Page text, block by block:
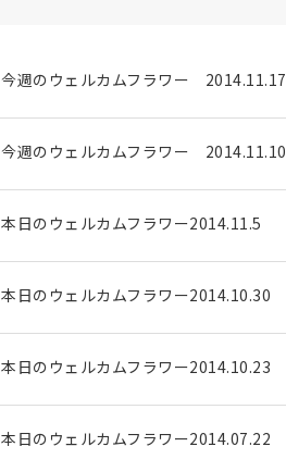
今週のウェルカムフラワー 2014.11.17
今週のウェルカムフラワー 2014.11.10
本日のウェルカムフラワー2014.11.5
本日のウェルカムフラワー2014.10.30
本日のウェルカムフラワー2014.10.23
本日のウェルカムフラワー2014.07.22